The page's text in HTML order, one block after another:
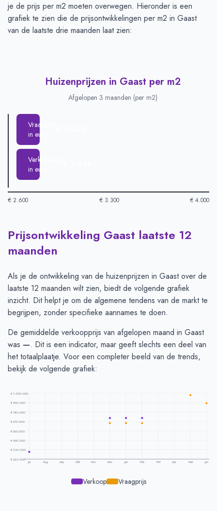
je de prijs per m2 moeten overwegen. Hieronder is een
grafiek te zien die de prijsontwikkelingen per m2 in Gaast
van de laatste drie maanden laat zien:
Huizenprijzen in Gaast per m2
Afgelopen 3 maanden (per m2)
Vraagprijs
in euro's
Verkoopprijs
in euro's
€ 2.600 € 3.300 € 4.000
Huizenprijzen in Gaast per m2-Afgelopen 3 maanden (per
Vraagprijs in euro's
Verkoopprijs in euro's
Prijsontwikkeling Gaast laatste 12
maanden
Als je de ontwikkeling van de huizenprijzen in Gaast over de
laatste 12 maanden wilt zien, biedt de volgende grafiek
inzicht. Dit helpt je om de algemene tendens van de markt te
begrijpen, zonder specifieke aannames te doen.
De gemiddelde verkoopprijs van afgelopen maand in Gaast
was —. Dit is een indicator, maar geeft slechts een deel van
het totaalplaatje. Voor een completer beeld van de trends,
bekijk de volgende grafiek:
€ 1.000.000
€ 890.000
€ 780.000
€ 670.000
€ 560.000
€ 450.000
€ 340.000
€ 230.000
Jul Aug Sep Okt Nov Dec Jan Feb Mrt Apr Mei Jun
Verkoop Vraagprijs